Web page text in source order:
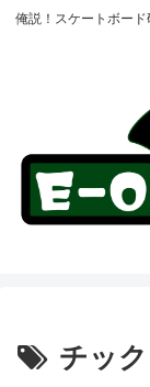
俺説！スケートボー
チッ